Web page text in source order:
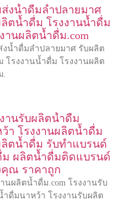
งน้ำดื่มลำปลายมาศ
ตน้ำดื่ม โรงงานน้ำดื่ม
านผลิตน้ำดื่ม.com
งน้ำดื่มลำปลายมาศ รับผลิต
โรงงานน้ำดื่ม โรงงานผลิต
านรับผลิตน้ำดื่ม
า โรงงานผลิตน้ำดื่ม
ลิตน้ำดื่ม รับทำแบรนด์
ม ผลิตน้ำดื่มติดแบรนด์
คุณ ราคาถูก
นผลิตน้ำดื่ม.com โรงงานรับ
ำดื่มนาหว้า โรงงานรับผลิต